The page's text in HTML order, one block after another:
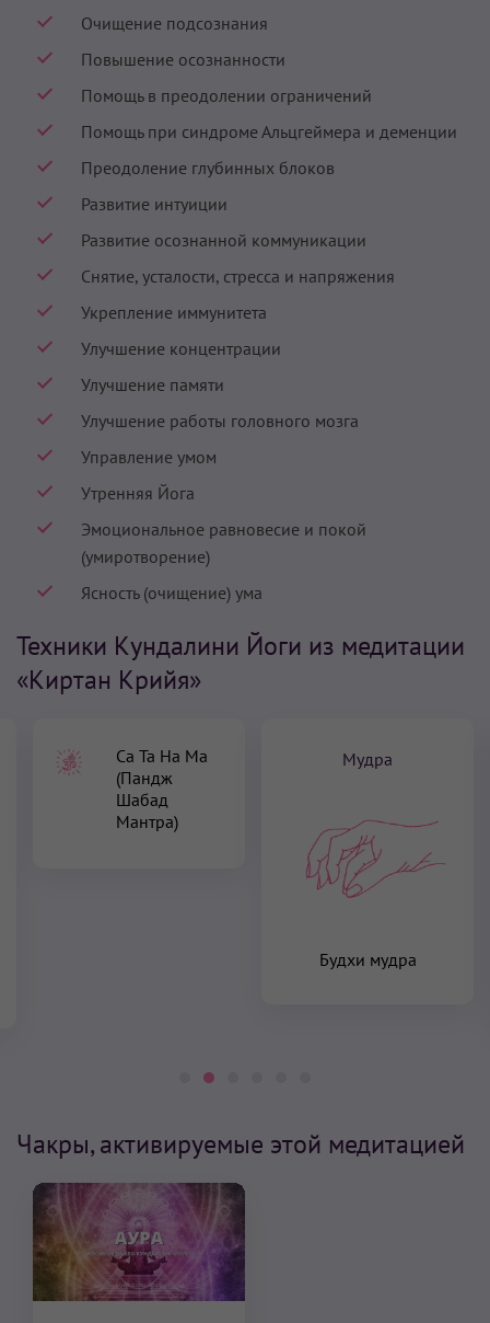
Очищение подсознания
Повышение осознанности
Помощь в преодолении ограничений
Помощь при синдроме Альцгеймера и деменции
Преодоление глубинных блоков
Развитие интуиции
Развитие осознанной коммуникации
Снятие, усталости, стресса и напряжения
Укрепление иммунитета
Улучшение концентрации
Улучшение памяти
Улучшение работы головного мозга
Управление умом
Утренняя Йога
Эмоциональное равновесие и покой
(умиротворение)
Ясность (очищение) ума
Техники Кундалини Йоги из медитации
«Киртан Крийя»
Са Та На Ма
(Пандж
Шабад
Мантра)
Мудра
Будхи мудра
Чакры, активируемые этой медитацией